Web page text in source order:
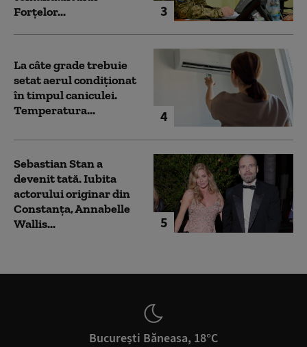
3
Forțelor...
4
La câte grade trebuie
setat aerul condiționat
în timpul caniculei.
Temperatura...
5
Sebastian Stan a
devenit tată. Iubita
actorului originar din
Constanța, Annabelle
Wallis...
București Băneasa, 18°C